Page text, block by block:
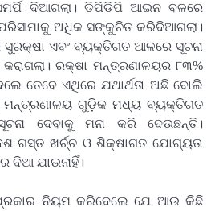
ସମର୍ପି ଦିଆଗଲା। ଡିପିଡିପି ଆଇନ ବଳରେ
ଅଧିକ ସଙ୍କୁଚିତ କରିଦିଆଗଲା।
ଏବଂ ବ୍ୟକ୍ତିଗତ ଆଳରେ ସୂଚନା
ରକ୍ଷା ମନ୍ତ୍ରଣାଳୟର ୮୩%
ତେବେ ଏଥିରେ ଯଥାର୍ଥତା ଅଛି ବୋଲି
ମନ୍ତ୍ରଣାଳୟ ଗୁଡ଼ିକ ମଧ୍ୟ ବ୍ୟକ୍ତିଗତ
ଦେବାକୁ ମନା କରି ଦେଉଛନ୍ତି।
ଗସ୍ତ ଖର୍ଚ୍ଚ ଓ ଶିକ୍ଷାଗତ ଯୋଗ୍ୟତା
ଦିଆ ଯାଉନାହିଁ।
ନିୟମ କରିଦେଲେ ଯେ ଆଉ କିଛି